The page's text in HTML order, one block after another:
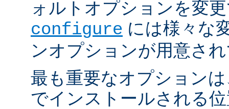
ォルトオプションを変
configure には様々な
ンオプションが用意さ
最も重要なオプション
でインストールされる